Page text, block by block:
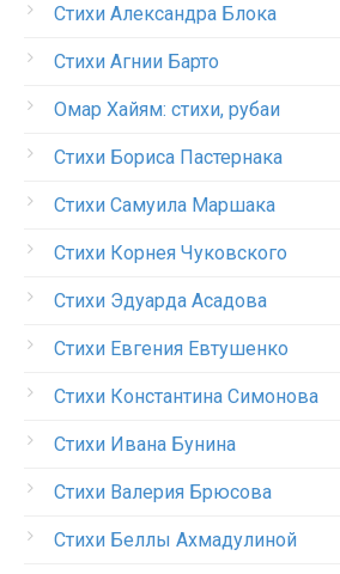
Стихи Александра Блока
Стихи Агнии Барто
Омар Хайям: стихи, рубаи
Стихи Бориса Пастернака
Стихи Самуила Маршака
Стихи Корнея Чуковского
Стихи Эдуарда Асадова
Стихи Евгения Евтушенко
Стихи Константина Симонова
Стихи Ивана Бунина
Стихи Валерия Брюсова
Стихи Беллы Ахмадулиной